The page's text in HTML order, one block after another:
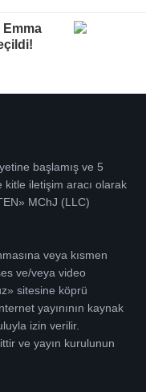
Emma
başlamış ve 5
kitle iletişim aracı olarak
MChJ (LLC)
veya kısmen
ve/veya video
sitesine köprü
yayınının kaynak
izin verilir.
ve yayın kurulunun